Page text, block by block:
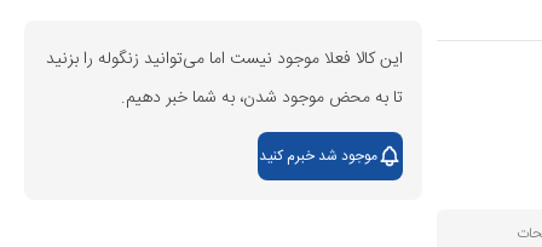
این کالا فعلا موجود نیست اما می‌توانید زنگوله را بزنید
تا به محض موجود شدن، به شما خبر دهیم.
موجود شد خبرم کنید